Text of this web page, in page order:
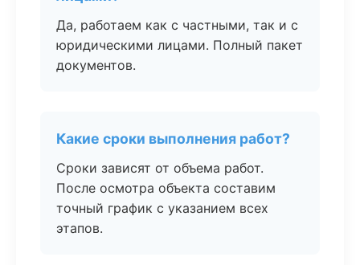
Да, работаем как с частными, так и с
юридическими лицами. Полный пакет
документов.
Какие сроки выполнения работ?
Сроки зависят от объема работ.
После осмотра объекта составим
точный график с указанием всех
этапов.